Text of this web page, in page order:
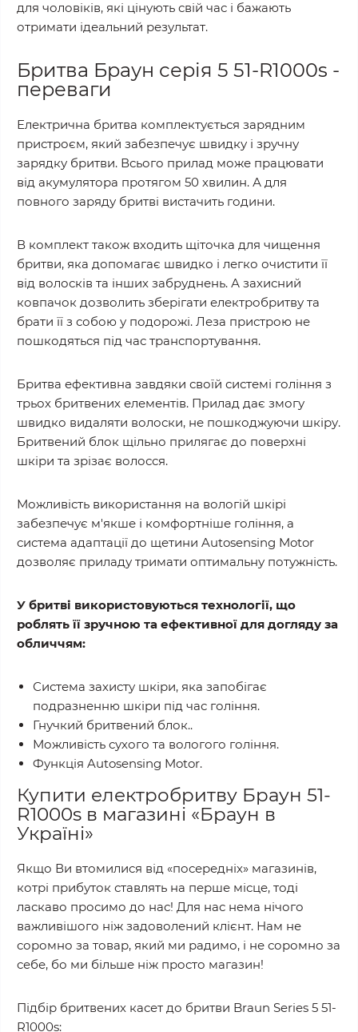
для чоловіків, які цінують свій час і бажають
отримати ідеальний результат.
Бритва Браун серія 5 51-R1000s -
переваги
Електрична бритва комплектується зарядним
пристроєм, який забезпечує швидку і зручну
зарядку бритви. Всього прилад може працювати
від акумулятора протягом 50 хвилин. А для
повного заряду бритві вистачить години.
В комплект також входить щіточка для чищення
бритви, яка допомагає швидко і легко очистити її
від волосків та інших забруднень. А захисний
ковпачок дозволить зберігати електробритву та
брати її з собою у подорожі. Леза пристрою не
пошкодяться під час транспортування.
Бритва ефективна завдяки своїй системі гоління з
трьох бритвених елементів. Прилад дає змогу
швидко видаляти волоски, не пошкоджуючи шкіру.
Бритвений блок щільно прилягає до поверхні
шкіри та зрізає волосся.
Можливість використання на вологій шкірі
забезпечує м'якше і комфортніше гоління, а
система адаптації до щетини Autosensing Motor
дозволяє приладу тримати оптимальну потужність.
У бритві використовуються технології, що
роблять її зручною та ефективної для догляду за
обличчям:
Система захисту шкіри, яка запобігає
подразненню шкіри під час гоління.
Гнучкий бритвений блок..
Можливість сухого та вологого гоління.
Функція Autosensing Motor.
Купити електробритву Браун 51-
R1000s в магазині «Браун в
Україні»
Якщо Ви втомилися від «посередніх» магазинів,
котрі прибуток ставлять на перше місце, тоді
ласкаво просимо до нас! Для нас нема нічого
важливішого ніж задоволений клієнт. Нам не
соромно за товар, який ми радимо, і не соромно за
себе, бо ми більше ніж просто магазин!
Підбір бритвених касет до бритви Braun Series 5 51-
R1000s: